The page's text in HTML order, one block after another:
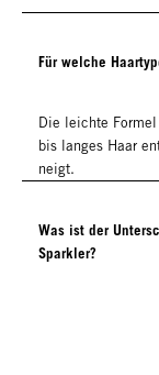
Für welche
Die leichte
bis langes Haar
neigt.
Was ist der
Sparkler?